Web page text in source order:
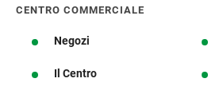
CENTRO COMMERCIALE
Negozi
Il Centro